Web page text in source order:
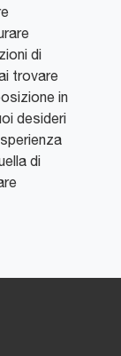
di
trovare
in
desideri
di